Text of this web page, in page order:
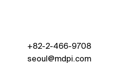
+82-2-466-9708
seoul@mdpi.com